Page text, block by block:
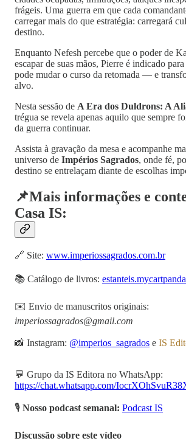
frágeis. Uma guerra em que cada
carregar mais do que estratégia: carregará
destino.
Enquanto Nefesh percebe que o poder de
escapar de suas mãos, Pierre é indicado
pode mudar o curso da retomada — e
alvo.
Nesta sessão de A Era dos Duldrons: A
trégua se revela apenas aquilo que sempre
da guerra continuar.
Assista à gravação da mesa e acompanhe
universo de Impérios Sagrados, onde fé,
destino se entrelaçam diante de escolhas
📌Mais informações e
Casa IS:
🔗 Site: www.imperiossagrados.com.br
📚 Catálogo de livros:
✉️ Envio de manuscritos originais:
imperiossagrados@gmail.com
📸 Instagram: @imperios_sagrados e IS
💬 Grupo da IS Editora no WhatsApp:
https://chat.whatsapp.com/
🎙️ Nosso podcast semanal: Podcast IS
Discussão sobre este vídeo